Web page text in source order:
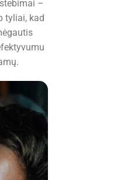
–
tyliai, kad